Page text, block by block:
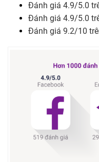
Đánh giá 4.9/5.0
Đánh giá 4.9/5.0
Đánh giá 9.2/10